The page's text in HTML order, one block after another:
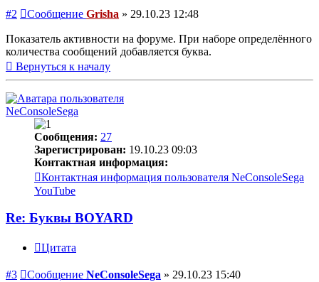
#2 Сообщение Grisha » 29.10.23 12:48
Показатель активности на форуме. При наборе определённого
количества сообщений добавляется буква.
Вернуться к началу
NeConsoleSega
Сообщения: 27
Зарегистрирован: 19.10.23 09:03
Контактная информация:
Контактная информация пользователя NeConsoleSega
YouTube
Re: Буквы BOYARD
Цитата
#3 Сообщение NeConsoleSega » 29.10.23 15:40